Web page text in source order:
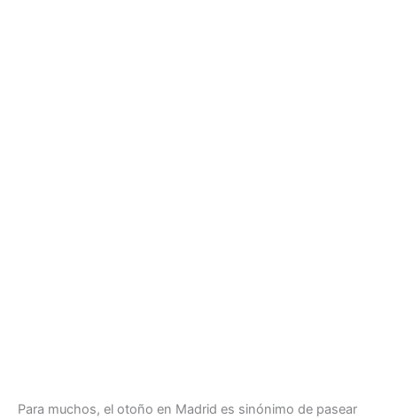
Para muchos, el otoño en Madrid es sinónimo de pasear